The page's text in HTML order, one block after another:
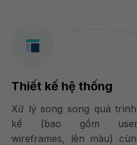
Thiết kế hệ thống
Xử lý song song quá
kế (bao gồm
wireframes, lên màu)